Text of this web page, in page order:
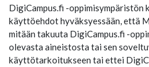
DigiCampus.fi -oppimisympäristön
käyttöehdot hyväksyessään, että
mitään takuuta DigiCampus.fi -
olevasta aineistosta tai sen
käyttötarkoitukseen tai ettei